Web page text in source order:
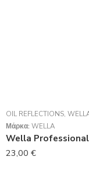
OIL REFLECTIONS,
Μάρκα: WELLA
23,00 €